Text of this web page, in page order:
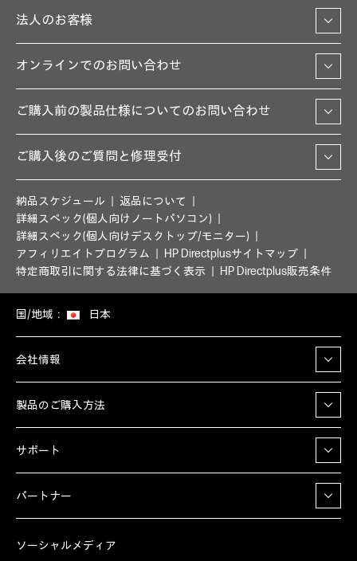
法人のお客様
オンラインでのお問い合わせ
ご購入前の製品仕様についてのお問い合わせ
ご購入後のご質問と修理受付
納品スケジュール
返品について
詳細スペック(個人向けノートパソコン)
詳細スペック(個人向けデスクトップ/モニター)
アフィリエイトプログラム
HP Directplusサイトマップ
特定商取引に関する法律に基づく表示
HP Directplus販売条件
国/地域： 日本
会社情報
製品のご購入方法
サポート
パートナー
ソーシャルメディア